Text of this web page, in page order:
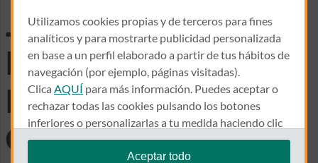
José Manuel Nieto
Director del Negocio
Bancaseguros de
Caser
Utilizamos cookies propias y de terceros para fines
analíticos y para mostrarte publicidad personalizada
en base a un perfil elaborado a partir de tus hábitos de
navegación (por ejemplo, páginas visitadas).
Clica AQUÍ para más información. Puedes aceptar o
rechazar todas las cookies pulsando los botones
inferiores o personalizarlas a tu medida haciendo clic
en"configurar cookies".
Aceptar todo